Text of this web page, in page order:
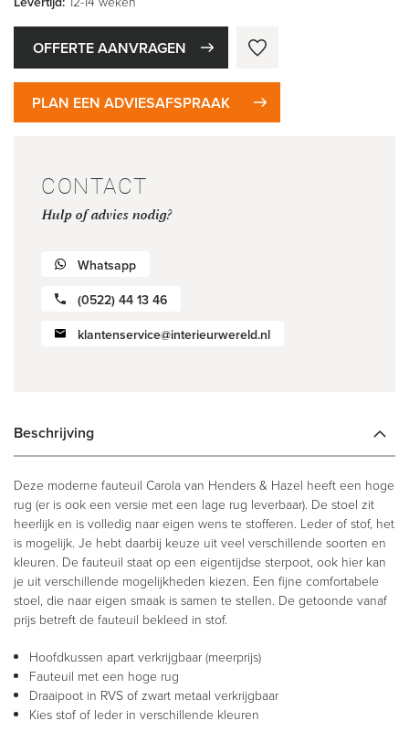
OFFERTE AANVRAGEN
PLAN EEN ADVIESAFSPRAAK
CONTACT
Hulp of advies nodig?
Whatsapp
(0522) 44 13 46
klantenservice@interieurwereld.nl
Beschrijving
Deze moderne fauteuil Carola van Henders & Hazel heeft een hoge
rug (er is ook een versie met een lage rug leverbaar). De stoel zit
heerlijk en is volledig naar eigen wens te stofferen. Leder of stof, het
is mogelijk. Je hebt daarbij keuze uit veel verschillende soorten en
kleuren. De fauteuil staat op een eigentijdse sterpoot, ook hier kan
je uit verschillende mogelijkheden kiezen. Een fijne comfortabele
stoel, die naar eigen smaak is samen te stellen. De getoonde vanaf
prijs betreft de fauteuil bekleed in stof.
Hoofdkussen apart verkrijgbaar (meerprijs)
Fauteuil met een hoge rug
Draaipoot in RVS of zwart metaal verkrijgbaar
Kies stof of leder in verschillende kleuren